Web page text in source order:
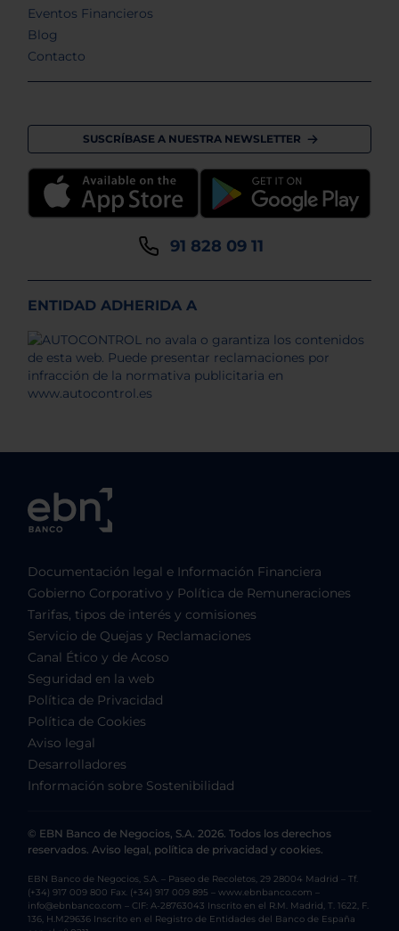
Eventos Financieros
Blog
Contacto
SUSCRÍBASE A NUESTRA NEWSLETTER
91 828 09 11
ENTIDAD ADHERIDA A
Documentación legal e Información Financiera
Gobierno Corporativo y Política de Remuneraciones
Tarifas, tipos de interés y comisiones
Servicio de Quejas y Reclamaciones
Canal Ético y de Acoso
Seguridad en la web
Política de Privacidad
Política de Cookies
Aviso legal
Desarrolladores
Información sobre Sostenibilidad
© EBN Banco de Negocios, S.A. 2026. Todos los derechos
reservados. Aviso legal, política de privacidad y cookies.
EBN Banco de Negocios, S.A. – Paseo de Recoletos, 29 28004 Madrid – Tf.
(+34) 917 009 800 Fax. (+34) 917 009 895 – www.ebnbanco.com –
info@ebnbanco.com – CIF: A-28763043 Inscrito en el R.M. Madrid, T. 1622, F.
136, H.M29636 Inscrito en el Registro de Entidades del Banco de España